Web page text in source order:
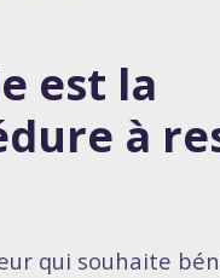
est la
à
qui souhaite